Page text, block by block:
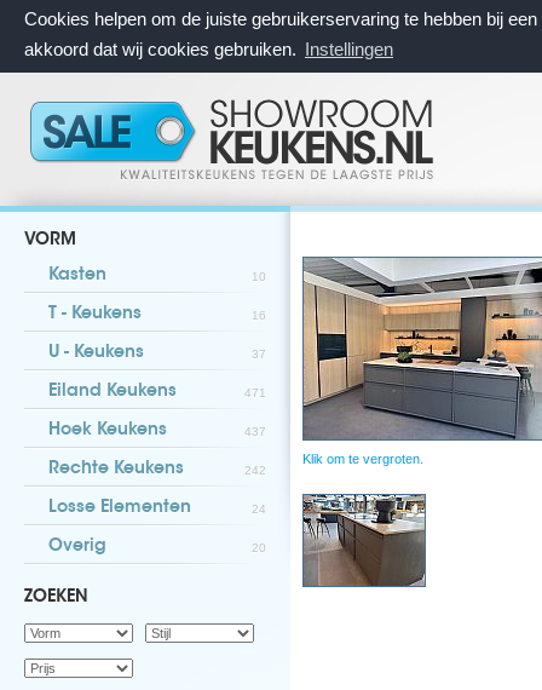
Cookies helpen om de juiste gebruikerservaring te hebben bij
akkoord dat wij cookies gebruiken. Instellingen
VORM
Kasten 10
T - Keukens 16
U - Keukens 37
Eiland Keukens 471
Hoek Keukens 437
Rechte Keukens 242
Losse Elementen 24
Overig 20
ZOEKEN
Klik om te vergroten.